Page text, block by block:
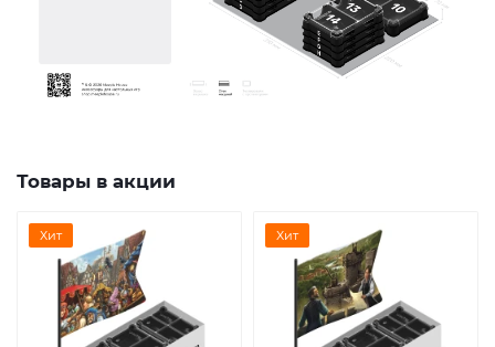
Товары в акции
Хит Хит